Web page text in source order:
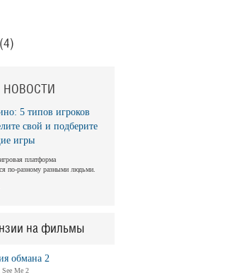
(на русском)
(4)
НОВОСТИ
5 типов игроков
свой и подберите
игры
платформа
по-разному разными людьми.
на фильмы
обмана 2
Me 2